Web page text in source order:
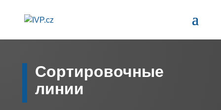
Сортировочные
линии